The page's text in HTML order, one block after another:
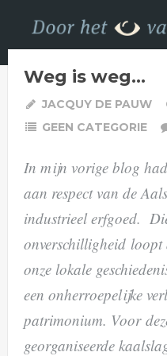
Weg is weg…
JACQUY DE PAUW
GEEN CATEGORIE
In mijn vorige blog
aan respect van de
industrieel erfgoed.
onverschilligheid
onze lokale
een onherroepelijke
patrimonium. Voor
georganiseerde